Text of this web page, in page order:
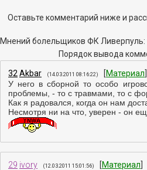
Оставьте комментарий ниже и
Мнений болельщиков ФК Ливерпуль:
Порядок вывода
32 Akbar (14.03.2011 08:16:22) [Материал
У него в сборной то особо
проблемы, - то с травмами, то с
Как я радовался, когда он нам
Несмотря ни на что, уверен - он
29 ivory (12.03.2011 15:01:56) [Материал